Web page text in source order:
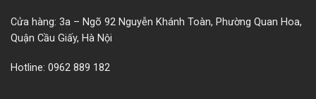
Cửa hàng: 3a – Ngõ 92 Nguyễn Khánh Toàn, Phường Quan Hoa,
Quận Cầu Giấy, Hà Nội
Hotline: 0962 889 182